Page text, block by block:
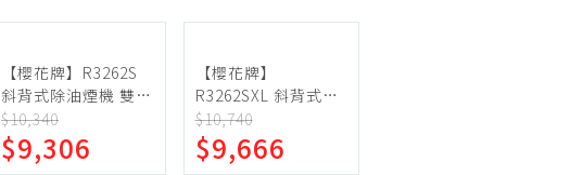
【櫻花牌】R3262S
斜背式除油煙機 雙效
除油 雙渦輪風葉
70cm 不鏽鋼 LED燈
泡
$10,340
$9,306
【櫻花牌】
R3262SXL 斜背式除
油煙機 雙效除油 雙
渦輪風葉 90cm 不鏽
鋼 LED燈泡
$10,740
$9,666